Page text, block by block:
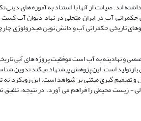
اند. صیانت از آنها با استناد به آموزه های
حکمرانی آب در ایران متجلی در نهاد دیوان آب
تاریخی حکمرانی آب و دانش نوین هیدرولوژی
و نهادینه به آب است موفقیت پروژه های آبی
است. این پژوهش پیشنهاد میکند تدوین
گیری مبتنی بر شواهد است. این رویکرد نه
- زیست محیطی را فراهم می آورد. در نتیجه،